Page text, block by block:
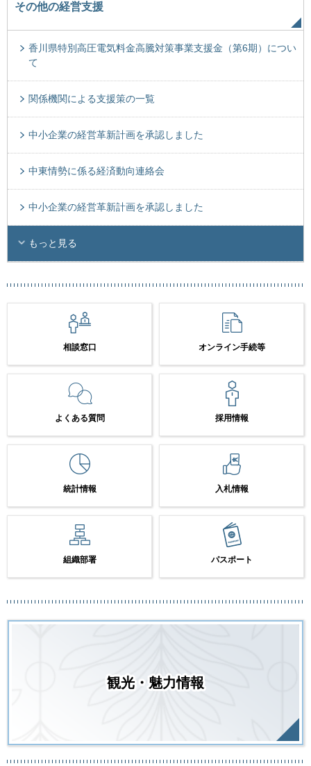
その他の経営支援
香川県特別高圧電気料金高騰対策事業支援金（第6期）につい
て
関係機関による支援策の一覧
中小企業の経営革新計画を承認しました
中東情勢に係る経済動向連絡会
中小企業の経営革新計画を承認しました
もっと見る
相談窓口 オンライン手続等
よくある質問 採用情報
統計情報 入札情報
組織部署 パスポート
観光・魅力情報